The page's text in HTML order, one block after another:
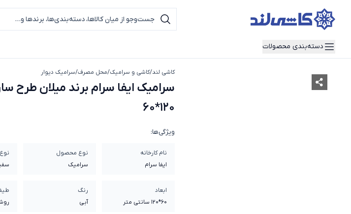
دسته‌بندی محصولات
کاشی لند/کاشی و سرامیک/محل مصرف/سرامیک دیوار
سرامیک ایفا
سرامیک ایفا سرام برند میلان طرح
120*60
ویژگی‌ها:
نام کارخانه
ایفا سرام
نوع محصول
سرامیک
ابعاد
60*120 سانتی متر
رنگ
آبی